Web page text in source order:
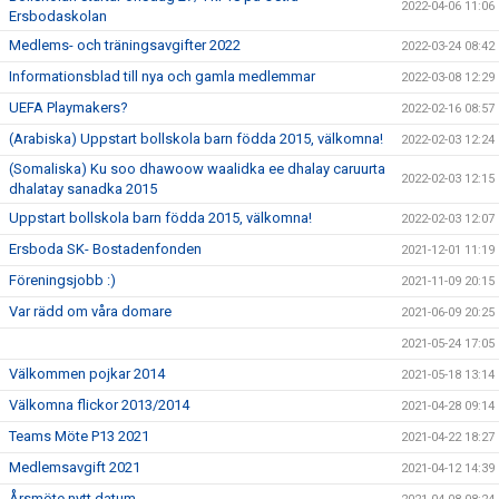
Ersbodaskolan
2022-04-06 11:06
Medlems- och träningsavgifter 2022 2022-03-24 08:42
Informationsblad till nya och gamla medlemmar 2022-03-08 12:29
UEFA Playmakers? 2022-02-16 08:57
(Arabiska) Uppstart bollskola barn födda 2015, välkomna! 2022-02-03 12:24
(Somaliska) Ku soo dhawoow waalidka ee dhalay caruurta
dhalatay sanadka 2015
2022-02-03 12:15
Uppstart bollskola barn födda 2015, välkomna! 2022-02-03 12:07
Ersboda SK- Bostadenfonden 2021-12-01 11:19
Föreningsjobb :) 2021-11-09 20:15
Var rädd om våra domare 2021-06-09 20:25
2021-05-24 17:05
Välkommen pojkar 2014 2021-05-18 13:14
Välkomna flickor 2013/2014 2021-04-28 09:14
Teams Möte P13 2021 2021-04-22 18:27
Medlemsavgift 2021 2021-04-12 14:39